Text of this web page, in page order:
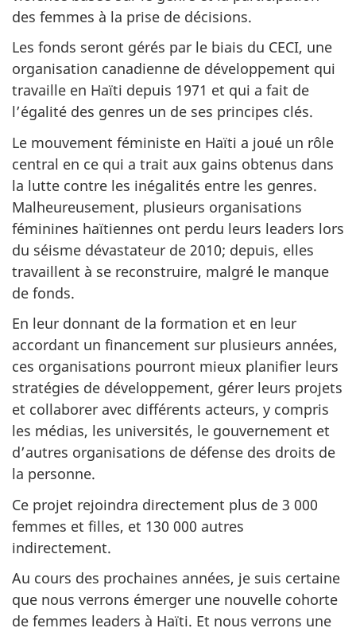
des femmes à la prise de décisions.
Les fonds seront gérés par le biais du CECI, une
organisation canadienne de développement qui
travaille en Haïti depuis 1971 et qui a fait de
l’égalité des genres un de ses principes clés.
Le mouvement féministe en Haïti a joué un rôle
central en ce qui a trait aux gains obtenus dans
la lutte contre les inégalités entre les genres.
Malheureusement, plusieurs organisations
féminines haïtiennes ont perdu leurs leaders lors
du séisme dévastateur de 2010; depuis, elles
travaillent à se reconstruire, malgré le manque
de fonds.
En leur donnant de la formation et en leur
accordant un financement sur plusieurs années,
ces organisations pourront mieux planifier leurs
stratégies de développement, gérer leurs projets
et collaborer avec différents acteurs, y compris
les médias, les universités, le gouvernement et
d’autres organisations de défense des droits de
la personne.
Ce projet rejoindra directement plus de 3 000
femmes et filles, et 130 000 autres
indirectement.
Au cours des prochaines années, je suis certaine
que nous verrons émerger une nouvelle cohorte
de femmes leaders à Haïti. Et nous verrons une